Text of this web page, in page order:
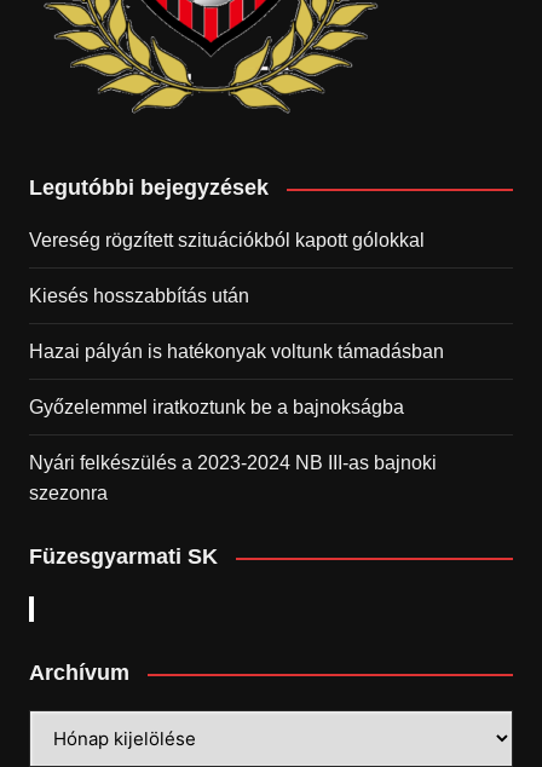
Legutóbbi bejegyzések
Vereség rögzített szituációkból kapott gólokkal
Kiesés hosszabbítás után
Hazai pályán is hatékonyak voltunk támadásban
Győzelemmel iratkoztunk be a bajnokságba
Nyári felkészülés a 2023-2024 NB III-as bajnoki
szezonra
Füzesgyarmati SK
Archívum